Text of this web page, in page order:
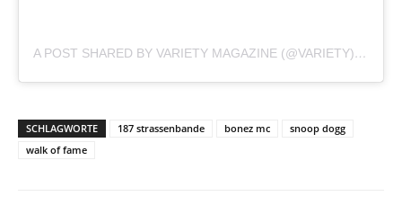
A POST SHARED BY VARIETY MAGAZINE (@VARIETY)
ON
SCHLAGWORTE 187 strassenbande bonez mc
snoop dogg
walk of fame